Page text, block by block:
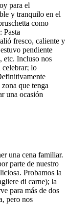
para el
y tranquilo en el
como
Pasta
fresco, caliente y
pendiente
etc. Incluso nos
celebrar; lo
que tenga
una ocasión
una cena familiar.
parte de nuestro
Probamos la
di carne); la
para más de dos
pero nos